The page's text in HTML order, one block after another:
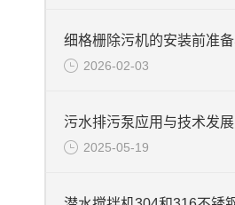
2026-02-03
污水排污泵应用与技术发展
2025-05-19